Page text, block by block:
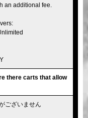
an additional fee.
there carts that allow
ございません